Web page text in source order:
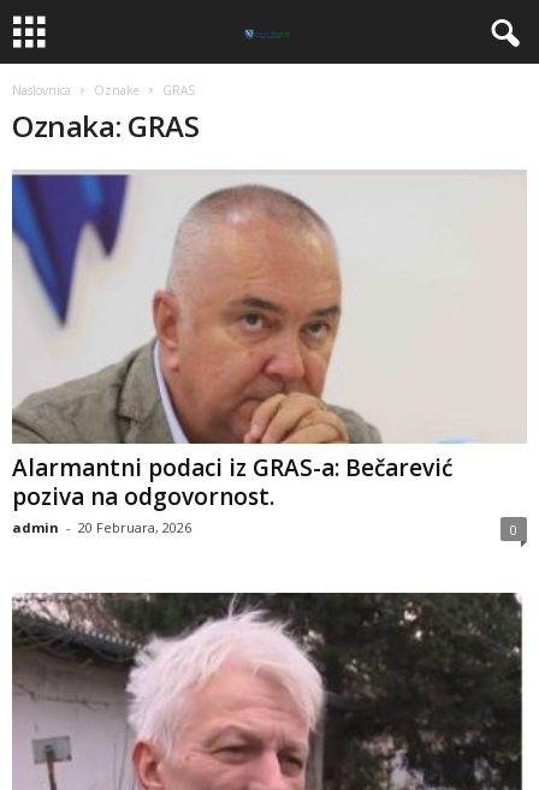
Naslovnica Oznake GRAS
Oznaka: GRAS
​Alarmantni podaci iz GRAS-a: Bečarević
poziva na odgovornost.
admin - 20 Februara, 2026 0